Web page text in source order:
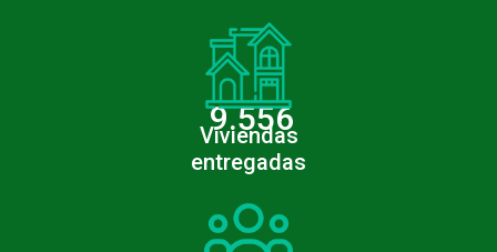
9.556
Viviendas
entregadas